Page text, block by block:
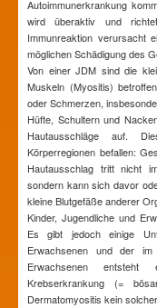
Autoimmunerkrankung
wird überaktiv und
Immunreaktion verursacht
möglichen Schädigung des
Von einer JDM sind die
Muskeln (Myositis)
oder Schmerzen,
Hüfte, Schultern und
Hautausschläge auf.
Körperregionen befallen:
Hautausschlag tritt nicht
sondern kann sich davor
kleine Blutgefäße anderer
Kinder, Jugendliche und
Es gibt jedoch einige
Erwachsenen und der
Erwachsenen
Krebserkrankung (=
Dermatomyositis kein